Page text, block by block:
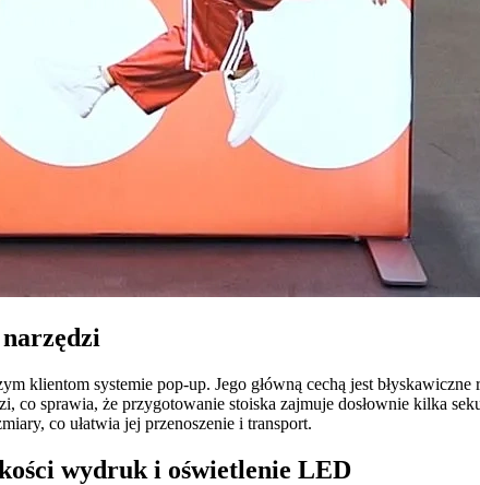
klientom systemie pop-up. Jego główną cechą jest
co sprawia, że przygotowanie stoiska zajmuje dosłownie kilka
co ułatwia jej przenoszenie i transport.
wydruk i oświetlenie LED